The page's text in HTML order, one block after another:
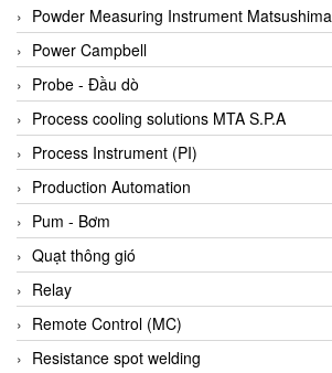
Bihl+wiedemann
Bilz
Binder Connector
Biotech
BirdX Vietnam
BK Vibro
Black Box
BlackBox Vietnam
BLAGDON PUMP
Bloom Engineering
Boneng
Powder Measuring Instrument Matsushima
Power Campbell
Probe - Đầu dò
Process cooling solutions MTA S.P.A
Process Instrument (PI)
Production Automation
Pum - Bơm
Quạt thông gió
Relay
Remote Control (MC)
Resistance spot welding